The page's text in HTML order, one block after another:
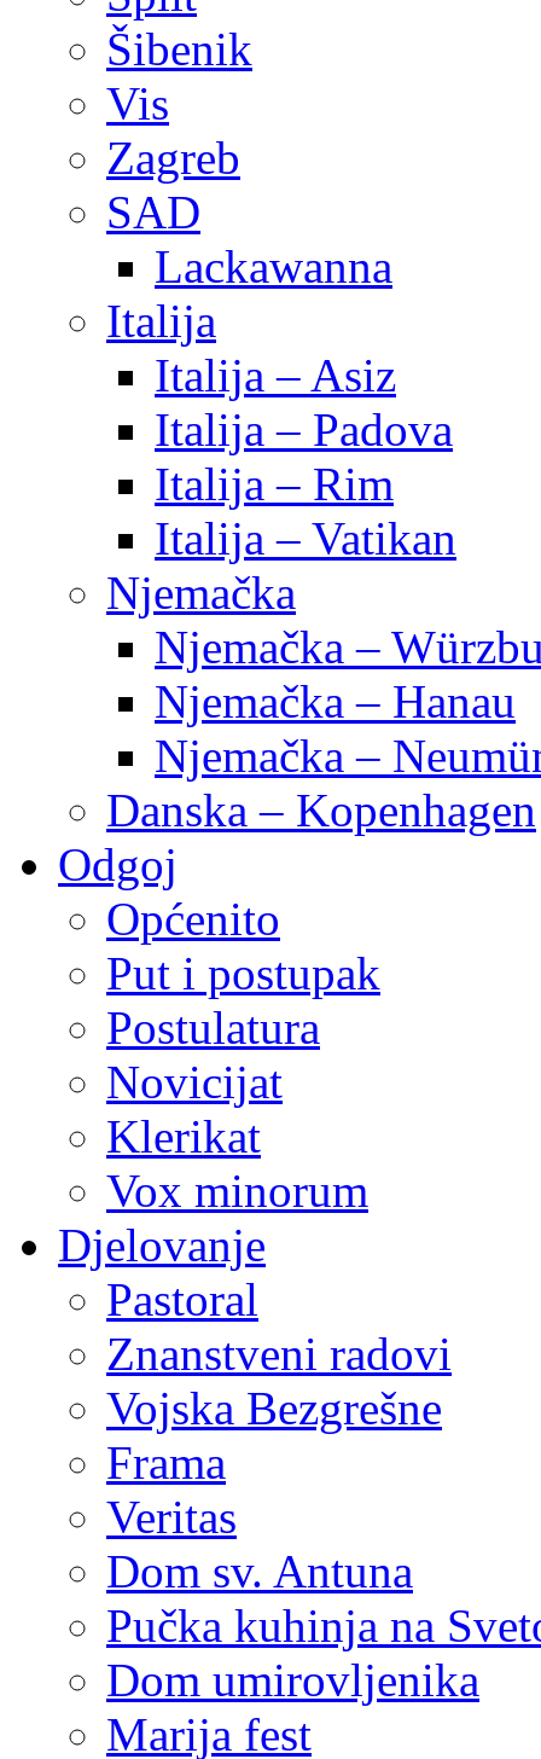
Šibenik
Vis
Zagreb
SAD
Lackawanna
Italija
Italija – Asiz
Italija – Padova
Italija – Rim
Italija – Vatikan
Njemačka
Njemačka –
Njemačka – Hanau
Njemačka –
Danska – Kopenhagen
Odgoj
Općenito
Put i postupak
Postulatura
Novicijat
Klerikat
Vox minorum
Djelovanje
Pastoral
Znanstveni radovi
Vojska Bezgrešne
Frama
Veritas
Dom sv. Antuna
Pučka kuhinja na
Dom umirovljenika
Marija fest